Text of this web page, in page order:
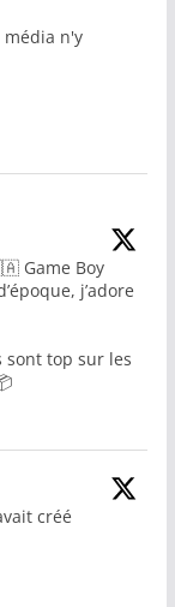
média n'y
Game Boy
j’adore
sont top sur les
créé